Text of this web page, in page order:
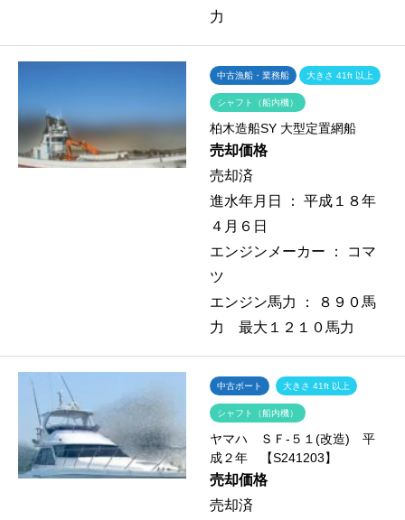
力
中古漁船・業務船 大きさ 41ft 以上
シャフト（船内機）
柏木造船SY 大型定置網船
売却価格
売却済
進水年月日 ： 平成１８年
４月６日
エンジンメーカー ：
コマ
ツ
エンジン馬力 ：
８９０馬
力 最大１２１０馬力
中古ボート 大きさ 41ft 以上
シャフト（船内機）
ヤマハ ＳＦ-５１(改造) 平
成２年 【S241203】
売却価格
売却済